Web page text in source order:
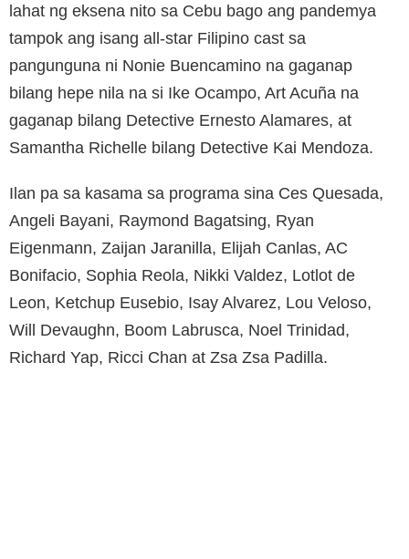
lahat ng eksena nito sa Cebu bago ang pandemya
tampok ang isang all-star Filipino cast sa
pangunguna ni Nonie Buencamino na gaganap
bilang hepe nila na si Ike Ocampo, Art Acuña na
gaganap bilang Detective Ernesto Alamares, at
Samantha Richelle bilang Detective Kai Mendoza.
Ilan pa sa kasama sa programa sina Ces Quesada,
Angeli Bayani, Raymond Bagatsing, Ryan
Eigenmann, Zaijan Jaranilla, Elijah Canlas, AC
Bonifacio, Sophia Reola, Nikki Valdez, Lotlot de
Leon, Ketchup Eusebio, Isay Alvarez, Lou Veloso,
Will Devaughn, Boom Labrusca, Noel Trinidad,
Richard Yap, Ricci Chan at Zsa Zsa Padilla.